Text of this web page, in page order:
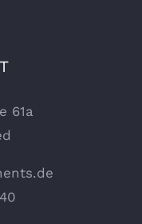
61a